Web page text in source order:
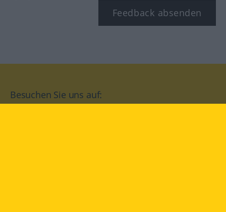
Feedback absenden
Besuchen Sie uns auf: